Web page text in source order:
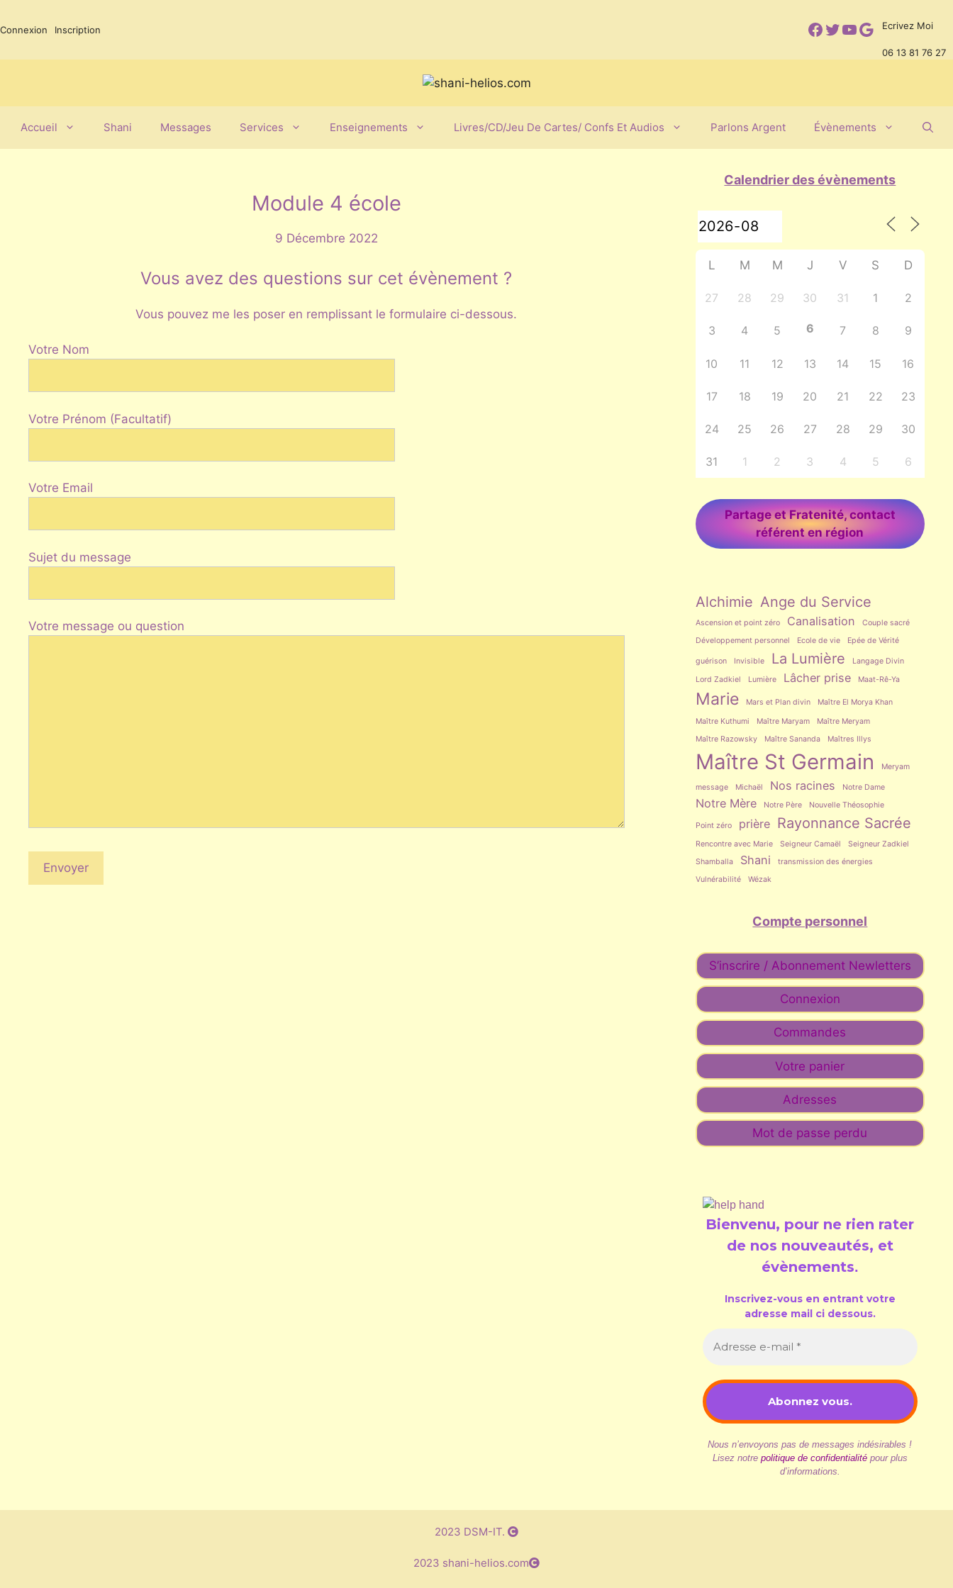
au
Connexion Facebook
Twitter
YouTube
Google
Inscription Ecrivez Moi
06 13 81 76 27
Accueil Shani Messages Services Enseignements Livres/CD/Jeu De Cartes/ Confs Et Audios Parlons Argent Évènements
Module 4 école
9 Décembre 2022
Vous avez des questions sur cet évènement ?
Vous pouvez me les poser en remplissant le formulaire ci-dessous.
Votre Nom
Votre Prénom (Facultatif)
Votre Email
Sujet du message
Votre message ou question
Calendrier des évènements
L M M J V S D
27 28 29 30 31 1 2
3 4 5 6 7 8 9
10 11 12 13 14 15 16
17 18 19 20 21 22 23
24 25 26 27 28 29 30
31 1 2 3 4 5 6
Partage et Fratenité, contact
référent en région
Alchimie Ange du Service
Ascension et point zéro Canalisation
Couple sacré
Développement personnel
Ecole de vie Epée de Vérité
guérison Invisible La Lumière
Langage Divin
Lord Zadkiel
Lumière Lâcher prise Maat-Rê-Ya
Marie Mars et Plan divin Maître El Morya Khan
Maître Kuthumi Maître Maryam
Maître Meryam
Maître Razowsky
Maître Sananda Maîtres Illys
Maître St Germain Meryam
message Michaël Nos racines Notre Dame
Notre Mère Notre Père Nouvelle Théosophie
Point zéro prière Rayonnance Sacrée
Rencontre avec Marie Seigneur Camaël
Seigneur Zadkiel
Shamballa
Shani
transmission des énergies
Vulnérabilité
Wézak
Compte personnel
S’inscrire / Abonnement Newletters
Connexion
Commandes
Votre panier
Adresses
Mot de passe perdu
Bienvenu, pour ne rien rater
de nos nouveautés, et
évènements.
Inscrivez-vous en entrant votre
adresse mail ci dessous.
Nous n’envoyons pas de messages indésirables !
Lisez notre politique de confidentialitépour plus
d’informations.
2023 DSM-IT.
2023 shani-helios.com